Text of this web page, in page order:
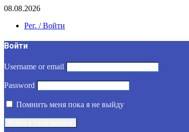
08.08.2026
Рег. / Войти
Войти
Username or email
Password
Помнить меня пока я не выйду